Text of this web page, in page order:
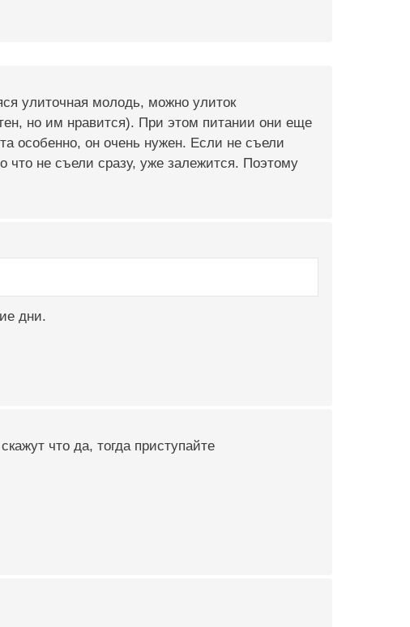
улиточная молодь, можно улиток
но им нравится). При этом питании они еще
особенно, он очень нужен. Если не съели
не съели сразу, уже залежится. Поэтому
дни.
что да, тогда приступайте